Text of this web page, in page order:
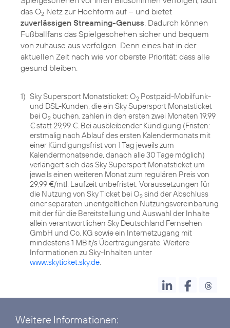
das O2 Netz zur Hochform auf – und bietet
zuverlässigen Streaming-Genuss . Dadurch können
Fußballfans das Spielgeschehen sicher und bequem
von zuhause aus verfolgen. Denn eines hat in der
aktuellen Zeit nach wie vor oberste Priorität: dass alle
gesund bleiben.
1) Sky Supersport Monatsticket: O2 Postpaid-Mobilfunk-
und DSL-Kunden, die ein Sky Supersport Monatsticket
bei O2 buchen, zahlen in den ersten zwei Monaten 19,99
€ statt 29,99 €. Bei ausbleibender Kündigung (Fristen:
erstmalig nach Ablauf des ersten Kalendermonats mit
einer Kündigungsfrist von 1 Tag jeweils zum
Kalendermonatsende, danach alle 30 Tage möglich)
verlängert sich das Sky Supersport Monatsticket um
jeweils einen weiteren Monat zum regulären Preis von
29,99 €/mtl. Laufzeit unbefristet. Voraussetzungen für
die Nutzung von Sky Ticket bei O2 sind der Abschluss
einer separaten unentgeltlichen Nutzungsvereinbarung
mit der für die Bereitstellung und Auswahl der Inhalte
allein verantwortlichen Sky Deutschland Fernsehen
GmbH und Co. KG sowie ein Internetzugang mit
mindestens 1 MBit/s Übertragungsrate. Weitere
Informationen zu Sky-Inhalten unter
www.skyticket.sky.de
Weitere Informationen: